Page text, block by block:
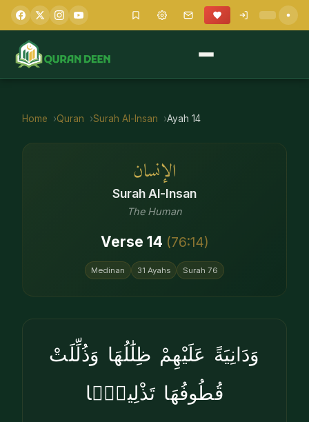
Home Quran Surah Al-Insan Ayah 14
الإنسان
Surah Al-Insan
The Human
Verse 14 (76:14)
Medinan 31 Ayahs Surah 76
وَدَانِيَةً عَلَيْهِمْ ظِلَٰلُهَا وَذُلِّلَتْ
قُطُوفُهَا تَذْلِيلًۭا